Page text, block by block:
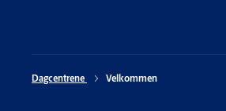
Dagcentrene Velkommen